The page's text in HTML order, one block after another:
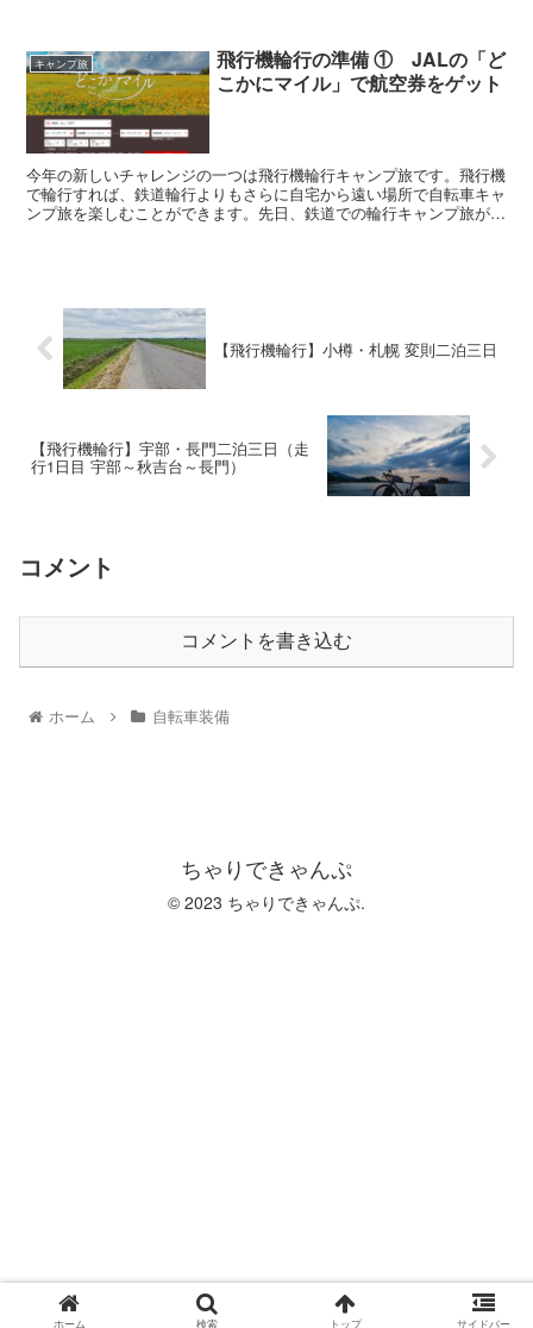
キャンプ旅
飛行機輪行の準備 ① JALの「ど
こかにマイル」で航空券をゲット
今年の新しいチャレンジの一つは飛行機輪行キャンプ旅です。飛行機
で輪行すれば、鉄道輪行よりもさらに自宅から遠い場所で自転車キャ
ンプ旅を楽しむことができます。先日、鉄道での輪行キャンプ旅が成
【飛行機輪行】小樽・札幌 変則二泊三日
【飛行機輪行】宇部・長門二泊三日（走
行1日目 宇部～秋吉台～長門）
コメント
コメントを書き込む
ホーム 自転車装備
ちゃりできゃんぷ
© 2023 ちゃりできゃんぷ.
ホーム 検索 トップ サイドバー